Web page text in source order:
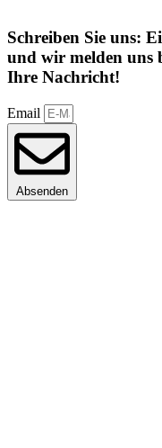
Schreiben Sie uns:
und wir melden uns
Ihre Nachricht!
Email
Absenden